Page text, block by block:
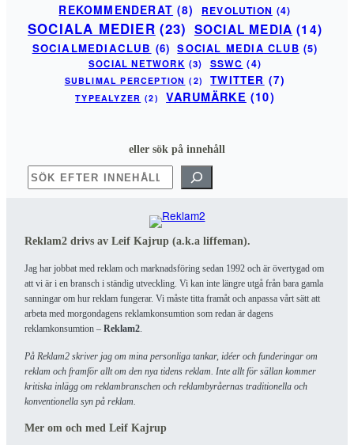
REKOMMENDERAT (8) REVOLUTION (4)
SOCIALA MEDIER (23) SOCIAL MEDIA (14)
SOCIALMEDIACLUB (6) SOCIAL MEDIA CLUB (5)
SOCIAL NETWORK (3) SSWC (4)
SUBLIMAL PERCEPTION (2) TWITTER (7)
TYPEALYZER (2) VARUMÄRKE (10)
eller sök på innehåll
SÖK
Reklam2 drivs av Leif Kajrup (a.k.a liffeman).
Jag har jobbat med reklam och marknadsföring sedan 1992 och är övertygad om
att vi är i en bransch i ständig utveckling. Vi kan inte längre utgå från bara gamla
sanningar om hur reklam fungerar. Vi måste titta framåt och anpassa vårt sätt att
arbeta med morgondagens reklamkonsumtion som redan är dagens
reklamkonsumtion –Reklam2.
På Reklam2 skriver jag om mina personliga tankar, idéer och funderingar om
reklam och framför allt om den nya tidens reklam. Inte allt för sällan kommer
kritiska inlägg om reklambranschen och reklambyråernas traditionella och
konventionella syn på reklam.
Mer om och med Leif Kajrup